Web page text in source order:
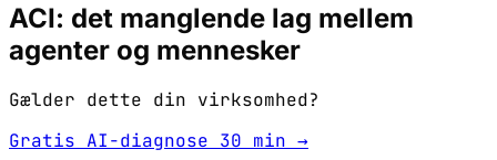
ACI: det manglende lag mellem
agenter og mennesker
Gælder dette din virksomhed?
Gratis AI-diagnose 30 min →